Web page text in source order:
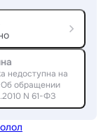
недоступна на
обращении
N 61-ФЗ